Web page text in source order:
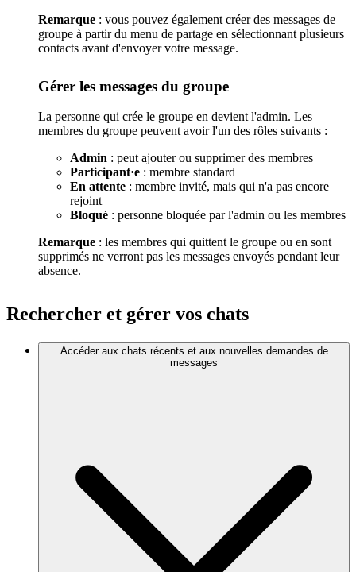
Remarque : vous pouvez également créer des messages de
groupe à partir du menu de partage en sélectionnant plusieurs
contacts avant d'envoyer votre message.
Gérer les messages du groupe
La personne qui crée le groupe en devient l'admin. Les
membres du groupe peuvent avoir l'un des rôles suivants :
Admin : peut ajouter ou supprimer des membres
Participant·e : membre standard
En attente : membre invité, mais qui n'a pas encore
rejoint
Bloqué : personne bloquée par l'admin ou les membres
Remarque : les membres qui quittent le groupe ou en sont
supprimés ne verront pas les messages envoyés pendant leur
absence.
Rechercher et gérer vos chats
Accéder aux chats récents et aux nouvelles demandes de
messages